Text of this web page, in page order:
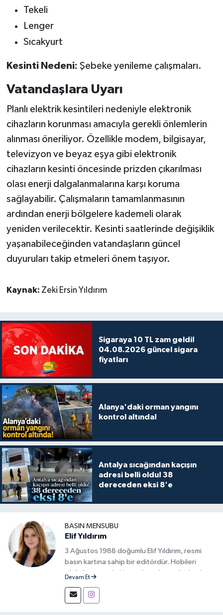
Tekeli
Lenger
Sıcakyurt
Kesinti Nedeni: Şebeke yenileme çalışmaları.
Vatandaşlara Uyarı
Planlı elektrik kesintileri nedeniyle elektronik
cihazların korunması amacıyla gerekli önlemlerin
alınması öneriliyor. Özellikle modem, bilgisayar,
televizyon ve beyaz eşya gibi elektronik
cihazların kesinti öncesinde prizden çıkarılması
olası enerji dalgalanmalarına karşı koruma
sağlayabilir. Çalışmaların tamamlanmasının
ardından enerji bölgelere kademeli olarak
yeniden verilecektir. Kesinti saatlerinde değişiklik
yaşanabileceğinden vatandaşların güncel
duyuruları takip etmeleri önem taşıyor.
Kaynak: Zeki Ersin Yıldırım
Sigaraya 10 TL zam geldi!
04.08.2026 güncel sigara
fiyatları
Alanya'daki orman yangını
kontrol altında!
Antalya sıcağından kaçışın
adresi belli oldu! 38
dereceden eksi 8'e
BASIN MENSUBU
Elif Yıldırım
3 Ağustos 1988 doğumlu Elif Yıldırım, resmi
basın kartına sahip bir editördür. Hobileri
yürüyüş yapmak, kitap okumak ve gündemi
Devam Et